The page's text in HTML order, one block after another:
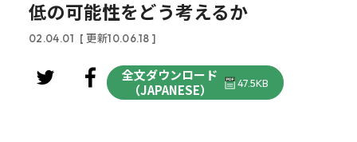
低の可能性をどう考えるか
02.04.01 [ 更新10.06.18 ]
全文ダウンロード
（JAPANESE）
47.5KB